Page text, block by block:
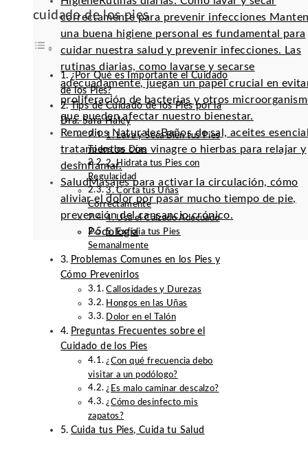
correctamente para prevenir infecciones
una buena higiene personal es fundamental para
cuidar nuestra salud y prevenir infecciones. Las
rutinas diarias, como lavarse y secarse
adecuadamente, juegan un papel crucial en
proliferación de bacterias y otros
que pueden afectar nuestro bienestar.
Remedios NaturalesBaños de sal, aceites
tratamientos con vinagre o hierbas para relajar y
desinflamar.
SaludMasajes para activar la circulación, cómo
aliviar el dolor por pasar mucho tiempo de pie,
prevención del cansancio crónico.
Podología
cuidado de los pies
¿Por Qué es Importante el Cuidado
de los Pies?
Tips de Cuidado de los Pies por la
Dra. Sara Haley
1. Lava y Seca Bien tus Pies
Todos los Días
2. Hidrata tus Pies con
Regularidad
3. Corta tus Uñas
Correctamente
4. Usa el Calzado Adecuado
5. Exfolia tus Pies
Semanalmente
Problemas Comunes en los Pies y
Cómo Prevenirlos
Callosidades y Durezas
Hongos en las Uñas
Dolor en el Talón
Preguntas Frecuentes sobre el
Cuidado de los Pies
¿Con qué frecuencia debo
visitar a un podólogo?
¿Es malo caminar descalzo?
¿Cómo desinfecto mis
zapatos?
Cuida tus Pies, Cuida tu Salud